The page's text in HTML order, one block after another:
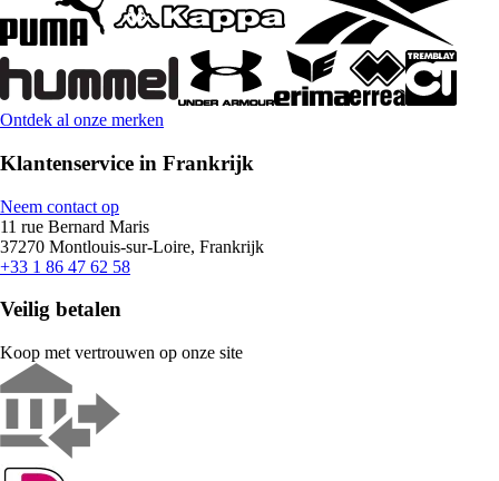
Ontdek al onze merken
Klantenservice in Frankrijk
Neem contact op
11 rue Bernard Maris
37270 Montlouis-sur-Loire, Frankrijk
+33 1 86 47 62 58
Veilig betalen
Koop met vertrouwen op onze site